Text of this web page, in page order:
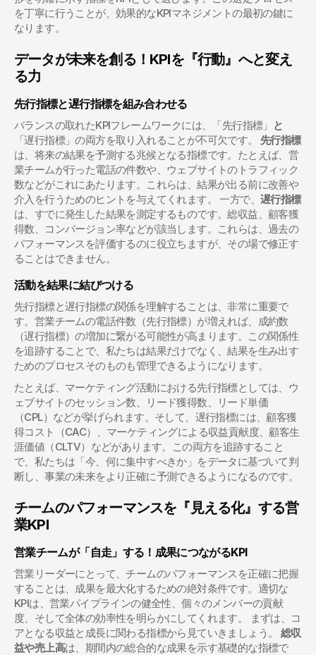
を丁寧に行うことが、効果的なKPIマネジメントの最初の鍵に
なります。
データが未来を創る！KPIを『行動』へと変え
る力
先行指標と遅行指標を組み合わせる
バランスの取れたKPIフレームワークには、「先行指標」 と
「遅行指標」の両方を取り入れることが不可欠です。 先行指標
は、将来の結果を予測する兆候となる指標です。たとえば、営
業チームが行った電話の件数や、ウェブサイトのトラフィック
数などがこれにあたります。これらは、結果が出る前に改善や
介入を行うためのヒントを与えてくれます。 一方で、 遅行指標
は、すでに発生した結果を測定するものです。総収益、顧客獲
得数、コンバージョン率などが該当します。これらは、過去の
パフォーマンスを評価するのに役立ちますが、その場で修正す
ることはできません。
活動を結果に結びつける
先行指標と遅行指標の関係を理解することは、非常に重要で
す。営業チームの電話件数（先行指標）が増えれば、成約数
（遅行指標）の増加に繋がる可能性が高まります。この関係性
を追跡することで、私たちは結果だけでなく、結果を生み出す
ためのプロセスそのものも管理できるようになります。
たとえば、マーケティング活動における先行指標としては、ウ
ェブサイトのセッション数、リード獲得数、リード単価
（CPL）などが挙げられます。そして、遅行指標には、顧客獲
得コスト（CAC）、マーケティングによる収益貢献度、顧客生
涯価値（CLTV）などがあります。この両方を追跡すること
で、私たちは「今、何に集中すべきか」をデータに基づいて判
断し、事業の未来をより正確に予測できるようになるのです。
チームのパフォーマンスを『見える化』する営
業KPI
営業チームが「自走」する！成果につながるKPI
営業リーダーにとって、チームのパフォーマンスを正確に把握
することは、成果を最大化するための絶対条件です。適切な
KPIは、営業パイプラインの健全性、個々のメンバーの貢献
度、そして全体の効率性を明らかにしてくれます。 まずは、コ
アとなる収益と成長に関わる指標から見ていきましょう。 総収
益や売上高は、期間内の総合的な成果を示す基礎的な指標で